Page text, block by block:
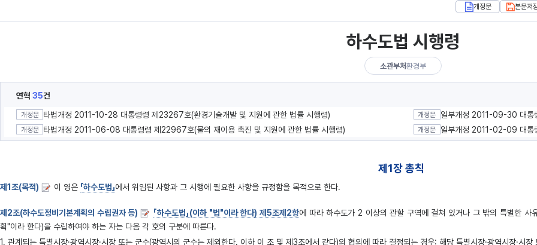
개정문 본문저
하수도법 시행령
소관부처환경부
연혁 35건
개정문 타법개정 2011-10-28 대통령령 제23267호(환경기술개발 및 지원에 관한 법률 시행령) 개정문 일부개정 2011-09-30 대통
개정문 타법개정 2011-06-08 대통령령 제22967호(물의 재이용 촉진 및 지원에 관한 법률 시행령) 개정문 일부개정 2011-02-09 대통
제1장 총칙
제1조(목적) 이 영은 「하수도법」에서 위임된 사항과 그 시행에 필요한 사항을 규정함을 목적으로 한다.
제2조(하수도정비기본계획의 수립권자 등) 「하수도법」(이하 "법"이라 한다) 제5조제2항에 따라 하수도가 2 이상의 관할 구역에 걸쳐 있거나 그 밖의 특별한 사
획"이라 한다)을 수립하여야 하는 자는 다음 각 호의 구분에 따른다.
1. 관계되는 특별시장·광역시장·시장 또는 군수(광역시의 군수는 제외한다. 이하 이 조 및 제3조에서 같다)의 협의에 따라 결정되는 경우: 해당 특별시장·광역시장·시장